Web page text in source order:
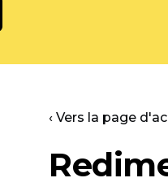
‹ Vers la page